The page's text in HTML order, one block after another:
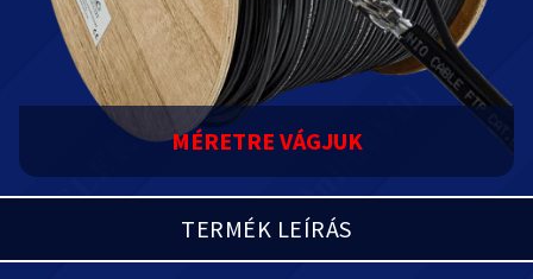
MÉRETRE VÁGJUK
TERMÉK LEÍRÁS